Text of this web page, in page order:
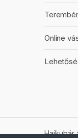
Online
Haikubár